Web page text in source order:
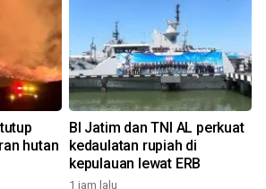
hutan
BI Jatim dan TNI AL perkuat
kedaulatan rupiah di
kepulauan lewat ERB
1 jam lalu